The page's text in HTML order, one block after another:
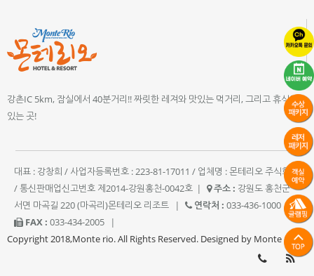
강촌IC 5km, 잠실에서 40분거리!! 짜릿한 레져와 맛있는 먹거리, 그리고 휴식이
있는 곳!
대표 : 강창희 / 사업자등록번호 : 223-81-17011 / 업체명 : 몬테리오 주식회사
/ 통신판매업신고번호 제2014-강원홍천-0042호 | 주소 : 강원도 홍천군
서면 마곡길 220 (마곡리)몬테리오 리조트
| 연락처 : 033-436-1000
|
FAX : 033-434-2005
|
Copyright 2018,Monte rio. All Rights Reserved. Designed by Monte rio.